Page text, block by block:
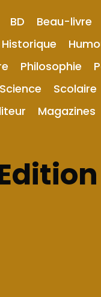
BD Beau-livre
Historique
Philosophie
Science Scolaire
Magazines